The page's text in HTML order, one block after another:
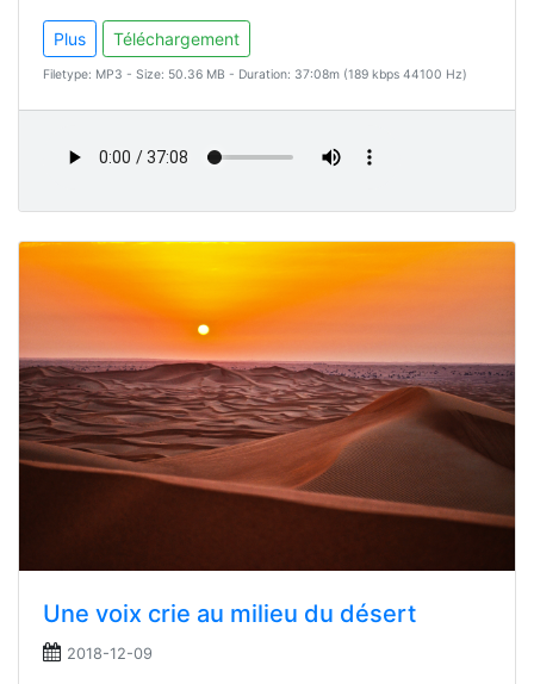
Plus Téléchargement
Filetype: MP3 - Size: 50.36 MB - Duration: 37:08m (189 kbps 44100 Hz)
Une voix crie au milieu du désert
2018-12-09